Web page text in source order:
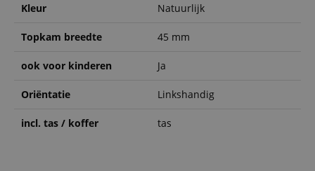
Kleur Natuurlijk
Topkam breedte 45 mm
ook voor kinderen Ja
Oriëntatie Linkshandig
incl. tas / koffer tas